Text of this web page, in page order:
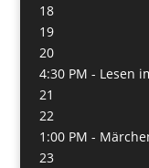
18
19
20
4:30 PM - Lesen
21
22
1:00 PM -
23